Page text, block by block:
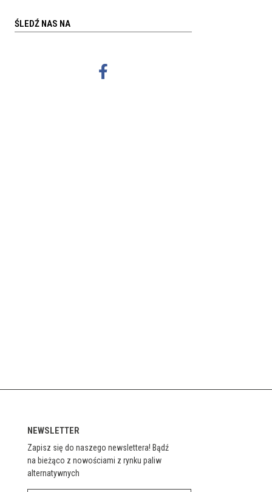
ŚLEDŹ NAS NA
NEWSLETTER
Zapisz się do naszego newslettera! Bądź
na bieżąco z nowościami z rynku paliw
alternatywnych